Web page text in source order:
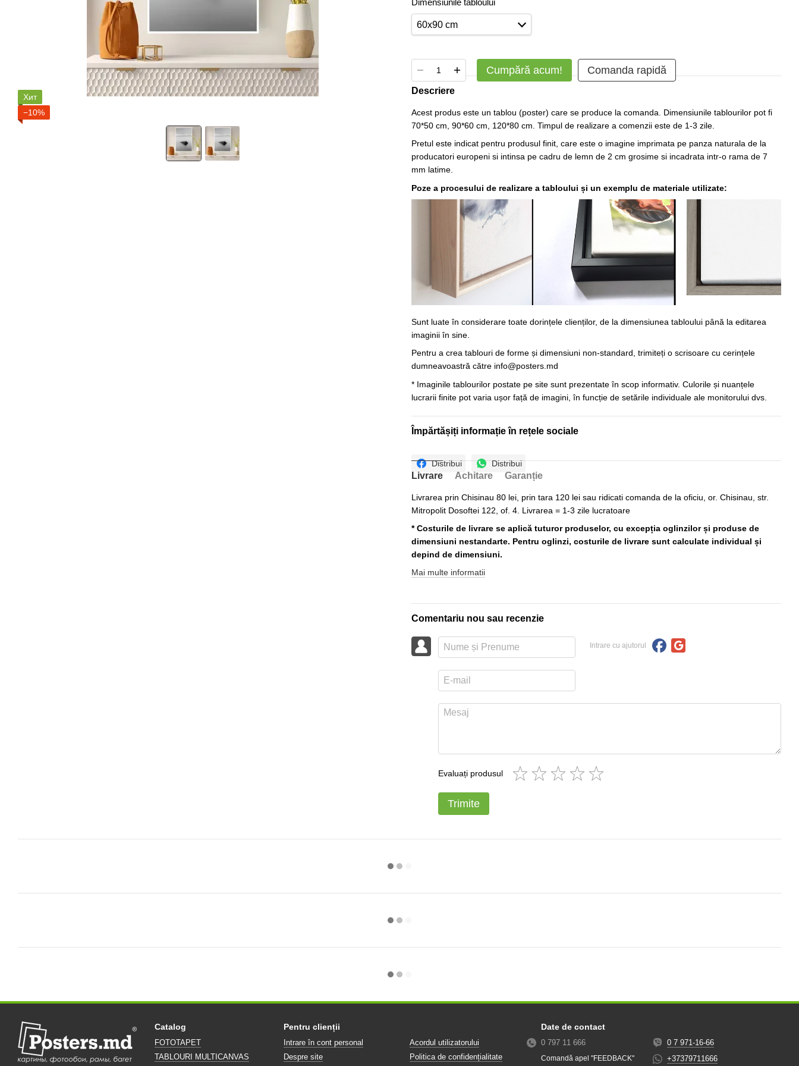
Хит
−10%
Dimensiunile tabloului
60x90 cm
Cumpără acum! Comanda rapidă
Descriere
Acest produs este un tablou (poster) care se produce la comanda. Dimensiunile tablourilor pot fi
70*50 cm, 90*60 cm, 120*80 cm. Timpul de realizare a comenzii este de 1-3 zile.
Pretul este indicat pentru produsul finit, care este o imagine imprimata pe panza naturala de la
producatori europeni si intinsa pe cadru de lemn de 2 cm grosime si incadrata intr-o rama de 7
mm latime.
Poze a procesului de realizare a tabloului și un exemplu de materiale utilizate:
Sunt luate în considerare toate dorințele clienților, de la dimensiunea tabloului până la editarea
imaginii în sine.
Pentru a crea tablouri de forme și dimensiuni non-standard, trimiteți o scrisoare cu cerințele
dumneavoastră către info@posters.md
* Imaginile tablourilor postate pe site sunt prezentate în scop informativ. Culorile și nuanțele
lucrarii finite pot varia ușor față de imagini, în funcție de setările individuale ale monitorului dvs.
Împărtășiți informație în rețele sociale
Distribui Distribui
Livrare Achitare Garanție
Livrarea prin Chisinau 80 lei, prin tara 120 lei sau ridicati comanda de la oficiu, or. Chisinau, str.
Mitropolit Dosoftei 122, of. 4. Livrarea = 1-3 zile lucratoare
* Costurile de livrare se aplică tuturor produselor, cu excepția oglinzilor și produse de
dimensiuni nestandarte. Pentru oglinzi, costurile de livrare sunt calculate individual și
depind de dimensiuni.
Mai multe informatii
Comentariu nou sau recenzie
Intrare cu ajutorul
Evaluați produsul
Trimite
Catalog
FOTOTAPET
TABLOURI MULTICANVAS
Pentru clienții
Intrare în cont personal
Despre site
Acordul utilizatorului
Politica de confidențialitate
Date de contact
0 797 11 666
Comandă apel "FEEDBACK"
0 7 971-16-66
+37379711666